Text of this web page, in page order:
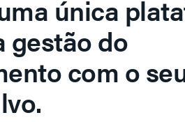
única
gestão do
com o